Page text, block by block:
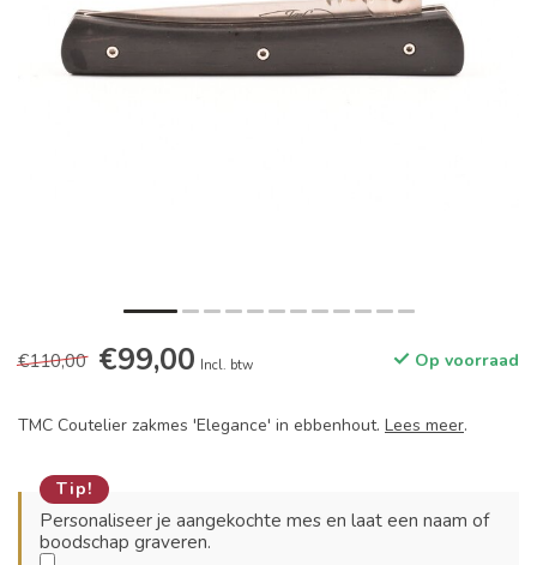
€110,00 €99,00 Incl. btw Op voorraad
TMC Coutelier zakmes 'Elegance' in ebbenhout. Lees meer.
Tip!
Personaliseer je aangekochte mes en laat een naam of
boodschap graveren.